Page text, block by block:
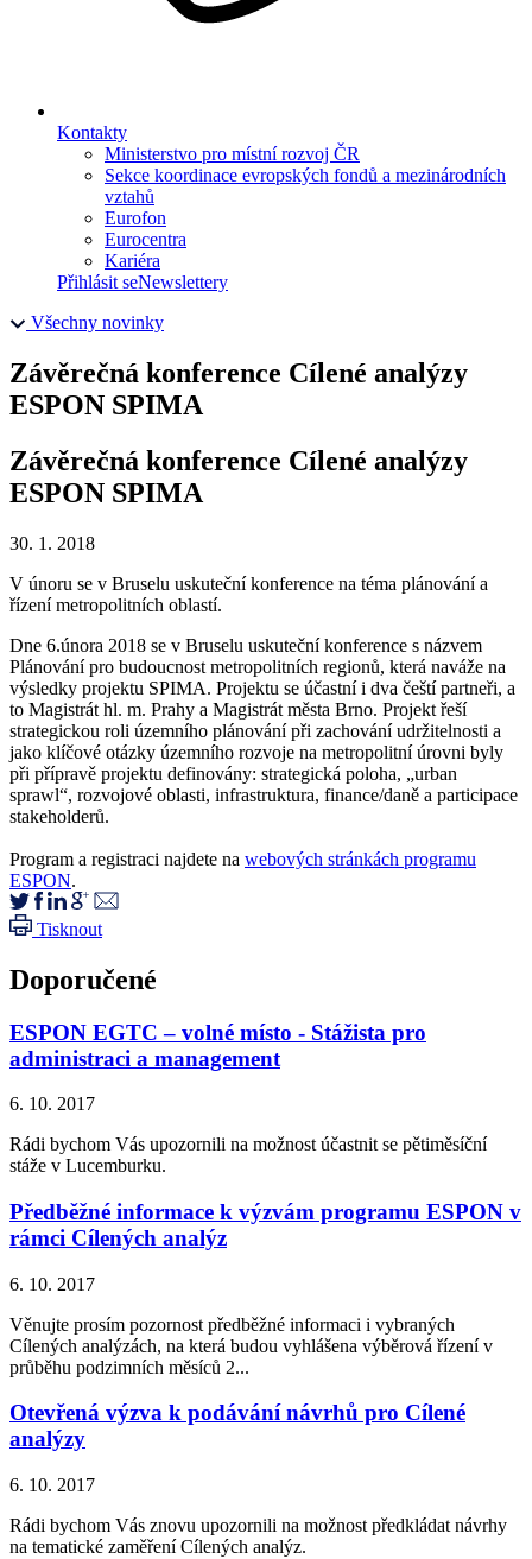
Kontakty
Ministerstvo pro místní rozvoj ČR
Sekce koordinace evropských fondů a mezinárodních
vztahů
Eurofon
Eurocentra
Kariéra
Přihlásit seNewslettery
Všechny novinky
Závěrečná konference Cílené analýzy
ESPON SPIMA
Závěrečná konference Cílené analýzy
ESPON SPIMA
30. 1. 2018
V únoru se v Bruselu uskuteční konference na téma plánování a
řízení metropolitních oblastí.
Dne 6.února 2018 se v Bruselu uskuteční konference s názvem
Plánování pro budoucnost metropolitních regionů, která naváže na
výsledky projektu SPIMA. Projektu se účastní i dva čeští partneři, a
to Magistrát hl. m. Prahy a Magistrát města Brno. Projekt řeší
strategickou roli územního plánování při zachování udržitelnosti a
jako klíčové otázky územního rozvoje na metropolitní úrovni byly
při přípravě projektu definovány: strategická poloha, „urban
sprawl“, rozvojové oblasti, infrastruktura, finance/daně a participace
stakeholderů.
Program a registraci najdete na webových stránkách programu
ESPON.
Tisknout
Doporučené
ESPON EGTC – volné místo - Stážista pro
administraci a management
6. 10. 2017
Rádi bychom Vás upozornili na možnost účastnit se pětiměsíční
stáže v Lucemburku.
Předběžné informace k výzvám programu ESPON v
rámci Cílených analýz
6. 10. 2017
Věnujte prosím pozornost předběžné informaci i vybraných
Cílených analýzách, na která budou vyhlášena výběrová řízení v
průběhu podzimních měsíců 2...
Otevřená výzva k podávání návrhů pro Cílené
analýzy
6. 10. 2017
Rádi bychom Vás znovu upozornili na možnost předkládat návrhy
na tematické zaměření Cílených analýz.